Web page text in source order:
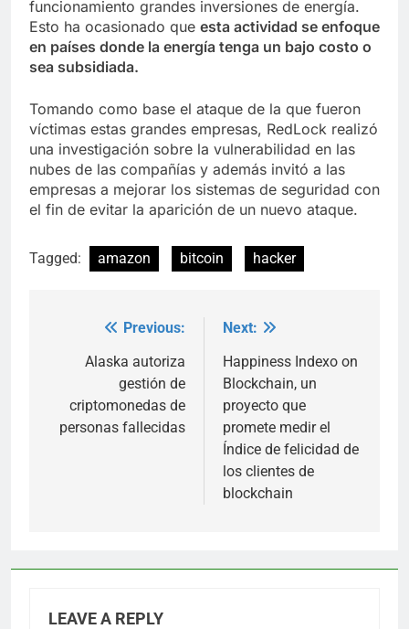
funcionamiento grandes inversiones de energía.
Esto ha ocasionado que esta actividad se enfoque
en países donde la energía tenga un bajo costo o
sea subsidiada.
Tomando como base el ataque de la que fueron
víctimas estas grandes empresas, RedLock realizó
una investigación sobre la vulnerabilidad en las
nubes de las compañías y además invitó a las
empresas a mejorar los sistemas de seguridad con
el fin de evitar la aparición de un nuevo ataque.
Tagged: amazon bitcoin hacker
navigation
Previous:
Alaska autoriza
gestión de
criptomonedas de
personas fallecidas
Next:
Happiness Indexo on
Blockchain, un
proyecto que
promete medir el
Índice de felicidad de
los clientes de
blockchain
LEAVE A REPLY